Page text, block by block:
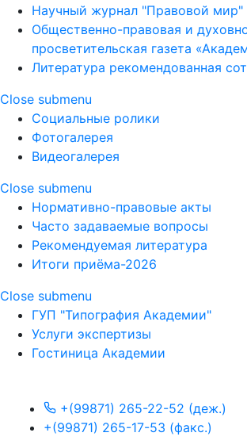
Научный журнал "Правовой мир"
Общественно-правовая и
просветительская газета
Литература рекомендованная
Close submenu
Социальные ролики
Фотогалерея
Видеогалерея
Close submenu
Нормативно-правовые акты
Часто задаваемые вопросы
Рекомендуемая литература
Итоги приёма-2026
Close submenu
ГУП "Типография Академии"
Услуги экспертизы
Гостиница Академии
+(99871) 265-22-52 (деж.)
+(99871) 265-17-53 (факс.)